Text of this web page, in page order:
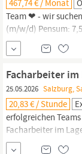
467,74 € / Monat
Team ❤ - wir
(m/w/d) Pensum:
Assistant besteht
Kundschaft den
dass der Store
aufgeschlossen
Facharbeiter
25.05.2026 Salzburg,
20,83 € / Stunde
erfolgreichen
Facharbeiter im
sicherer